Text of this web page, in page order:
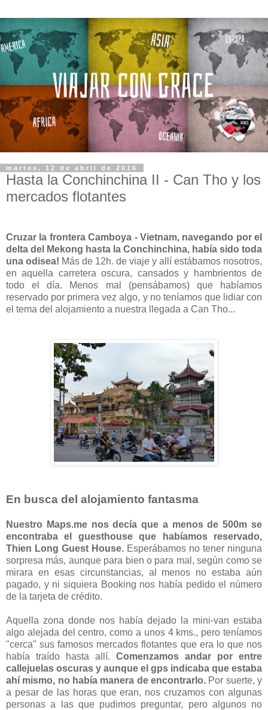
martes, 12 de abril de 2016
Hasta la Conchinchina II - Can Tho y los
mercados flotantes
Cruzar la frontera Camboya - Vietnam, navegando por el
delta del Mekong hasta la Conchinchina, había sido toda
una odisea! Más de 12h. de viaje y allí estábamos nosotros,
en aquella carretera oscura, cansados y hambrientos de
todo el día. Menos mal (pensábamos) que habíamos
reservado por primera vez algo, y no teníamos que lidiar con
el tema del alojamiento a nuestra llegada a Can Tho...
En busca del alojamiento fantasma
Nuestro Maps.me nos decía que a menos de 500m se
encontraba el guesthouse que habíamos reservado,
Thien Long Guest House. Esperábamos no tener ninguna
sorpresa más, aunque para bien o para mal, según como se
mirara en esas circunstancias, al menos no estaba aún
pagado, y ni siquiera Booking nos había pedido el número
de la tarjeta de crédito.
Aquella zona donde nos había dejado la mini-van estaba
algo alejada del centro, como a unos 4 kms., pero teníamos
"cerca" sus famosos mercados flotantes que era lo que nos
había traído hasta allí. Comenzamos andar por entre
callejuelas oscuras y aunque el gps indicaba que estaba
ahí mismo, no había manera de encontrarlo. Por suerte, y
a pesar de las horas que eran, nos cruzamos con algunas
personas a las que pudimos preguntar, pero algunos no